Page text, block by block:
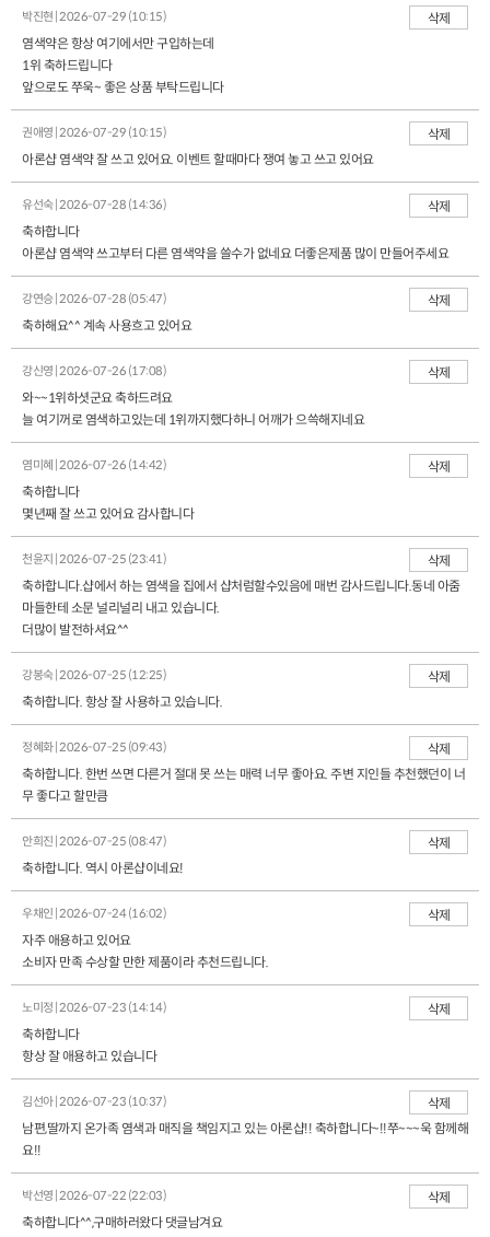
박진현 | 2026-07-29 (10:15)
삭제
염색약은 항상 여기에서만 구입하는데
1위 축하드립니다
앞으로도 쭈욱~ 좋은 상품 부탁드립니다
권애영 | 2026-07-29 (10:15)
삭제
아론샵 염색약 잘 쓰고 있어요. 이벤트 할때마다 쟁여 놓고 쓰고 있어요
유선숙 | 2026-07-28 (14:36)
삭제
축하합니다
아론샵 염색약 쓰고부터 다른 염색약을 쓸수가 없네요 더좋은제품 많이 만들어주세요
강연승 | 2026-07-28 (05:47)
삭제
축하해요^^ 계속 사용흐고 있어요
강신영 | 2026-07-26 (17:08)
삭제
와~~1위하셧군요 축하드려요
늘 여기꺼로 염색하고있는데 1위까지했다하니 어깨가 으쓱해지네요
염미혜 | 2026-07-26 (14:42)
삭제
축하합니다
몇년째 잘 쓰고 있어요 감사합니다
천윤지 | 2026-07-25 (23:41)
삭제
축하합니다.샵에서 하는 염색을 집에서 샵처럼할수있음에 매번 감사드립니다.동네 아줌
마들한테 소문 널리널리 내고 있습니다.
더많이 발전하셔요^^
강봉숙 | 2026-07-25 (12:25)
삭제
축하합니다. 항상 잘 사용하고 있습니다.
정혜화 | 2026-07-25 (09:43)
삭제
축하합니다. 한번 쓰면 다른거 절대 못 쓰는 매력 너무 좋아요. 주변 지인들 추천했던이 너
무 좋다고 할만큼
안희진 | 2026-07-25 (08:47)
삭제
축하합니다. 역시 아론샵이네요!
우채인 | 2026-07-24 (16:02)
삭제
자주 애용하고 있어요
소비자 만족 수상할 만한 제품이라 추천드립니다.
노미정 | 2026-07-23 (14:14)
삭제
축하합니다
항상 잘 애용하고 있습니다
김선아 | 2026-07-23 (10:37)
삭제
남편,딸까지 온가족 염색과 매직을 책임지고 있는 아론샵!! 축하합니다~!!쭈~~~욱 함께해
요!!
박선영 | 2026-07-22 (22:03)
삭제
축하합니다^^,구매하러왔다 댓글남겨요